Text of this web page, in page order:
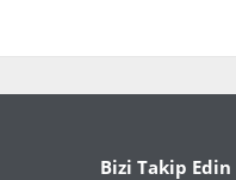
Bu ürüne ilk
Yorum Yaz
konularda yetersiz
Bizi Takip Edin